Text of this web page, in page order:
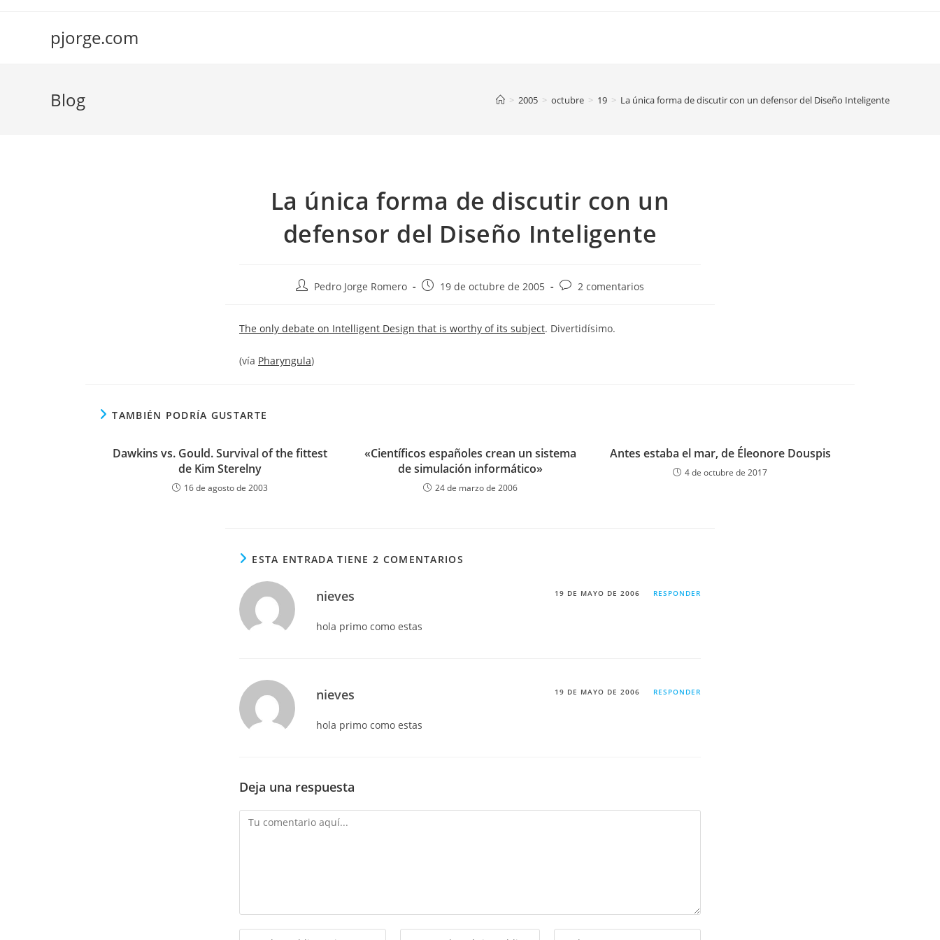
pjorge.com
Blog > 2005 > octubre > 19 > La única forma de discutir con un defensor del Diseño Inteligente
La única forma de discutir con un
defensor del Diseño Inteligente
Autor
entrada:
Pedro Jorge Romero
Publicación
entrada:
19 de octubre de 2005
Comentarios
entrada:
2 comentarios
The only debate on Intelligent Design that is worthy of its subject. Divertidísimo.
(vía Pharyngula)
TAMBIÉN PODRÍA GUSTARTE
Dawkins vs. Gould. Survival of the fittest
de Kim Sterelny
16 de agosto de 2003
«Científicos españoles crean un sistema
de simulación informático»
24 de marzo de 2006
Antes estaba el mar, de Éleonore Douspis
4 de octubre de 2017
ESTA ENTRADA TIENE 2 COMENTARIOS
nieves 19 DE MAYO DE 2006 RESPONDER
hola primo como estas
nieves 19 DE MAYO DE 2006 RESPONDER
hola primo como estas
Deja una respuesta
Comentario
Introduce Introduce